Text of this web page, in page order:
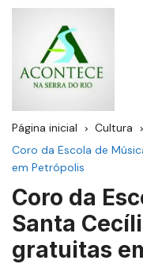
Página inicial
Cultura
Coro da Escola de
em Petrópolis
Coro da
Santa
gratuitas